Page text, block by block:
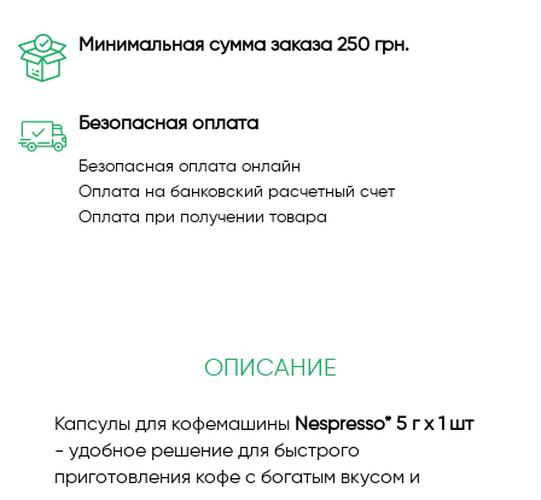
Минимальная сумма заказа 250 грн.
Безопасная оплата
Безопасная оплата онлайн
Оплата на банковский расчетный счет
Оплата при получении товара
ОПИСАНИЕ
Капсулы для кофемашины Nespresso* 5 г х 1 шт
- удобное решение для быстрого
приготовления кофе с богатым вкусом и